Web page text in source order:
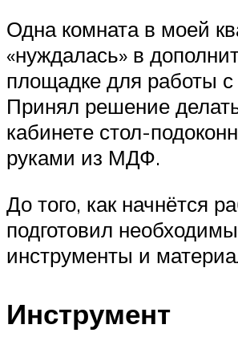
Одна комната в моей
«нуждалась» в
площадке для работы с
Принял решение
кабинете стол-
руками из МДФ.
До того, как начнётся
подготовил
инструменты и
Инструмент